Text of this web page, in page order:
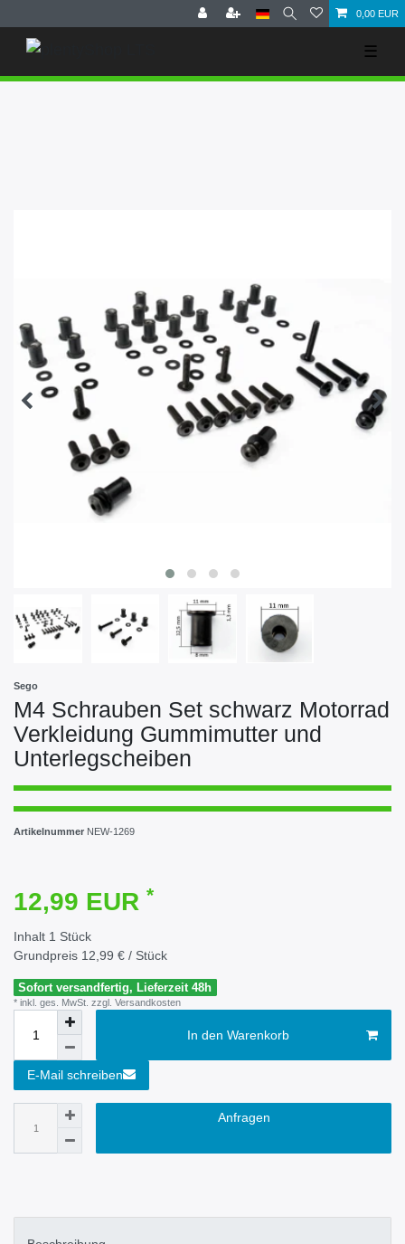
0,00 EUR
☰
Sego
M4 Schrauben Set schwarz Motorrad
Verkleidung Gummimutter und
Unterlegscheiben
Artikelnummer NEW-1269
12,99 EUR *
Inhalt 1 Stück
Grundpreis 12,99 € / Stück
Sofort versandfertig, Lieferzeit 48h
* inkl. ges. MwSt. zzgl. Versandkosten
In den Warenkorb
E-Mail schreiben
Anfragen